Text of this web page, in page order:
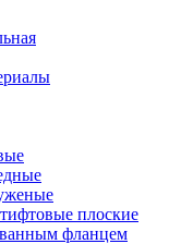
плоские
фланцем